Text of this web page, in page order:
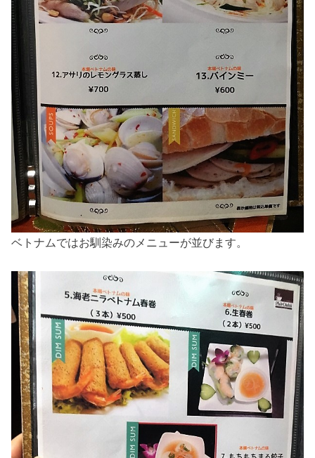
ベトナムではお馴染みのメニューが並びます。